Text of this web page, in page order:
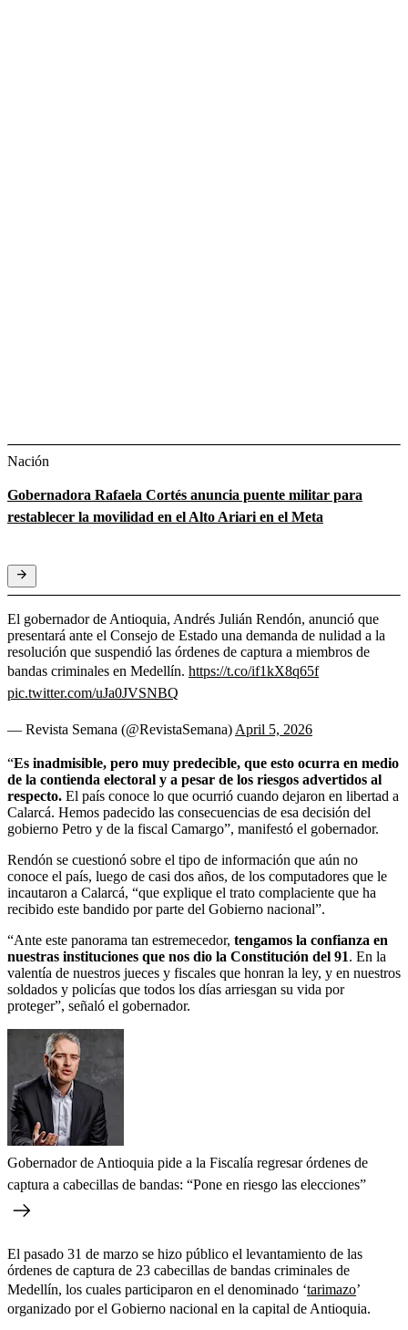
Nación
Gobernadora Rafaela Cortés anuncia puente militar para
restablecer la movilidad en el Alto Ariari en el Meta
El gobernador de Antioquia, Andrés Julián Rendón, anunció que
presentará ante el Consejo de Estado una demanda de nulidad a la
resolución que suspendió las órdenes de captura a miembros de
bandas criminales en Medellín. https://t.co/if1kX8q65f
pic.twitter.com/uJa0JVSNBQ
— Revista Semana (@RevistaSemana) April 5, 2026
“Es inadmisible, pero muy predecible, que esto ocurra en medio
de la contienda electoral y a pesar de los riesgos advertidos al
respecto. El país conoce lo que ocurrió cuando dejaron en libertad a
Calarcá. Hemos padecido las consecuencias de esa decisión del
gobierno Petro y de la fiscal Camargo”, manifestó el gobernador.
Rendón se cuestionó sobre el tipo de información que aún no
conoce el país, luego de casi dos años, de los computadores que le
incautaron a Calarcá, “que explique el trato complaciente que ha
recibido este bandido por parte del Gobierno nacional”.
“Ante este panorama tan estremecedor, tengamos la confianza en
nuestras instituciones que nos dio la Constitución del 91. En la
valentía de nuestros jueces y fiscales que honran la ley, y en nuestros
soldados y policías que todos los días arriesgan su vida por
proteger”, señaló el gobernador.
Gobernador de Antioquia pide a la Fiscalía regresar órdenes de
captura a cabecillas de bandas: “Pone en riesgo las elecciones”
El pasado 31 de marzo se hizo público el levantamiento de las
órdenes de captura de 23 cabecillas de bandas criminales de
Medellín, los cuales participaron en el denominado ‘tarimazo’
organizado por el Gobierno nacional en la capital de Antioquia.